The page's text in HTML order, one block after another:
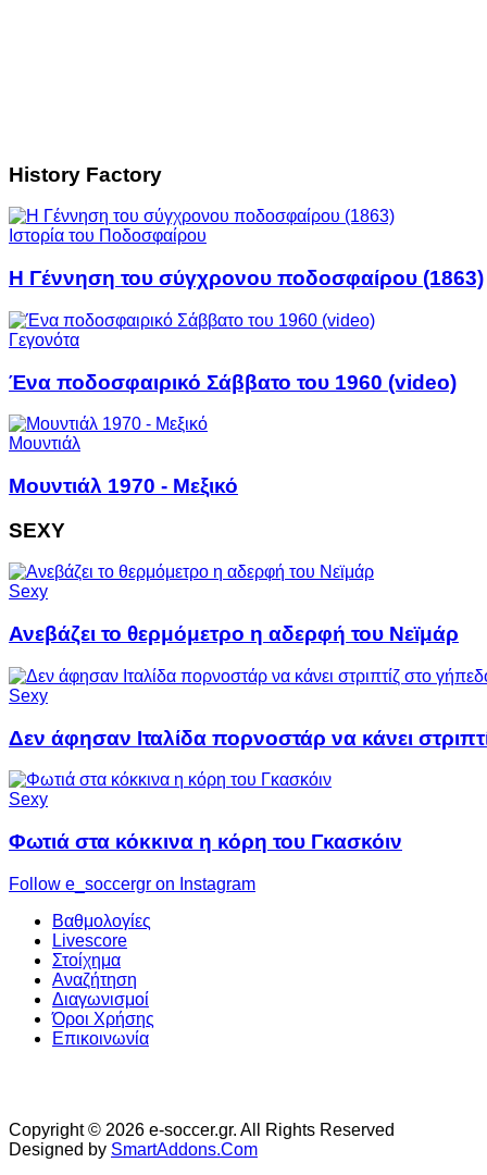
History Factory
Ιστορία του Ποδοσφαίρου
Η Γέννηση του σύγχρονου ποδοσφαίρου (1863)
Γεγονότα
Ένα ποδοσφαιρικό Σάββατο του 1960 (video)
Μουντιάλ
Μουντιάλ 1970 - Μεξικό
SEXY
Sexy
Ανεβάζει το θερμόμετρο η αδερφή του Νεϊμάρ
Sexy
Δεν άφησαν Ιταλίδα πορνοστάρ να κάνει
Sexy
Φωτιά στα κόκκινα η κόρη του Γκασκόιν
Follow e_soccergr on Instagram
Βαθμολογίες
Livescore
Στοίχημα
Αναζήτηση
Διαγωνισμοί
Όροι Χρήσης
Επικοινωνία
Copyright © 2026 e-soccer.gr. All Rights Reserved
Designed by SmartAddons.Com